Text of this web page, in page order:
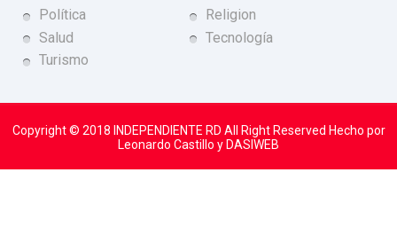
Política
Religion
Salud
Tecnología
Turismo
Copyright © 2018 INDEPENDIENTE RD All Right Reserved Hecho por
Leonardo Castillo y DASIWEB